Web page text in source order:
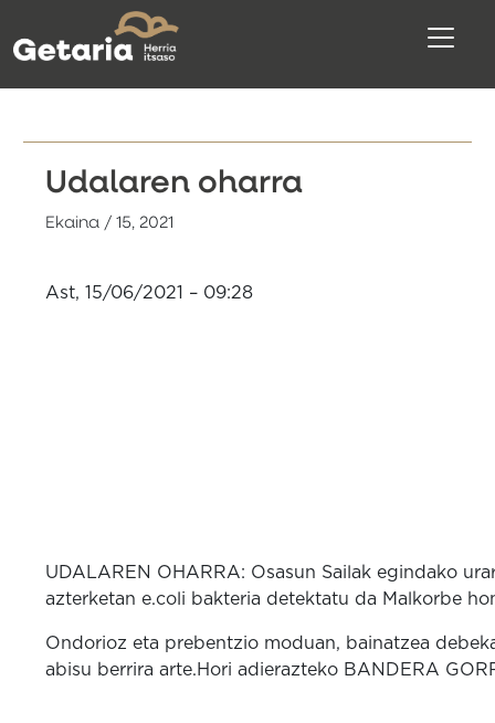
Udalaren oharra
Ekaina / 15, 2021
Ast, 15/06/2021 – 09:28
UDALAREN OHARRA: Osasun Sailak egindako
azterketan e.coli bakteria detektatu da Malkorbe
Ondorioz eta prebentzio moduan, bainatzea
abisu berrira arte.Hori adierazteko BANDERA